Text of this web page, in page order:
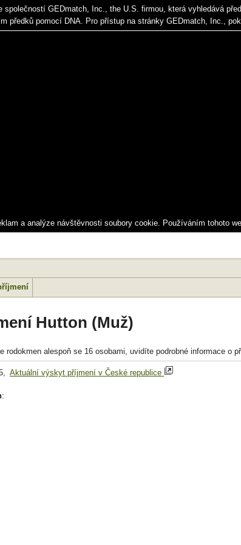
GEDmatch, Inc., the U.S. firmou, která vyhledává
předků pomocí DNA. Pro přístup na stránky GEDmatch, Inc.,
a analýze návštěvnosti soubory cookie. Používáním tohoto
Hutton (Muž)
rodokmen alespoň se 16 osobami, uvidíte podrobné informace o
Aktuální výskyt příjmení v České republice
: